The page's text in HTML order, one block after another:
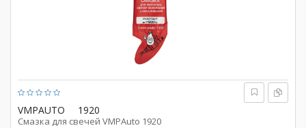
VMPAUTO 1920
Смазка для свечей VMPAuto 1920